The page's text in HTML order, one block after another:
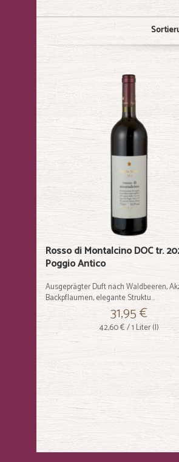
Rosso di Montalcino DOC tr.
Poggio Antico
Ausgeprägter Duft nach Waldbeeren,
Backpflaumen, elegante Struktu...
31,95 €
42,60 €/ 1 Liter (l)